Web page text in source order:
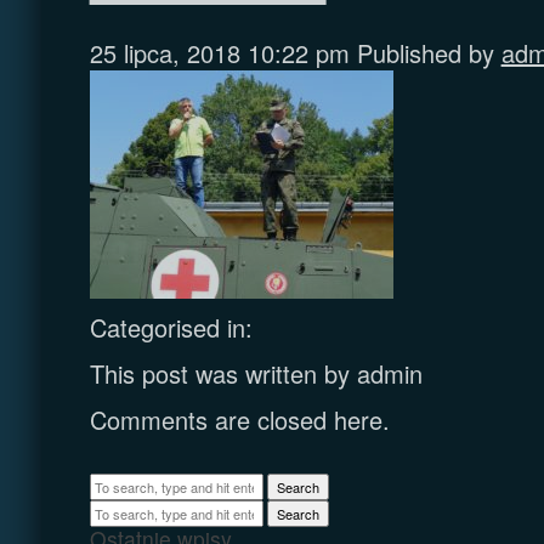
25 lipca, 2018 10:22 pm Published by
Categorised in:
This post was written by admin
Comments are closed here.
Search
Search